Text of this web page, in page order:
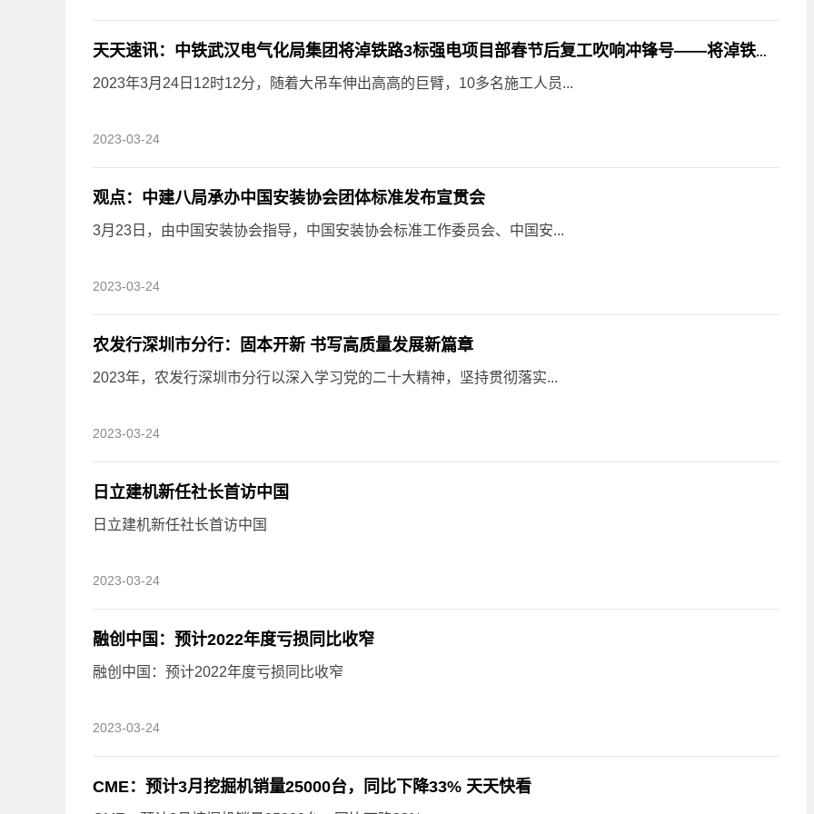
天天速讯：中铁武汉电气化局集团将淖铁路3标强电项目部春节后复工吹响冲锋号——将淖铁路首台牵引变电所主变压器安装就位
2023年3月24日12时12分，随着大吊车伸出高高的巨臂，10多名施工人员...
2023-03-24
观点：中建八局承办中国安装协会团体标准发布宣贯会
3月23日，由中国安装协会指导，中国安装协会标准工作委员会、中国安...
2023-03-24
农发行深圳市分行：固本开新 书写高质量发展新篇章
2023年，农发行深圳市分行以深入学习党的二十大精神，坚持贯彻落实...
2023-03-24
日立建机新任社长首访中国
日立建机新任社长首访中国
2023-03-24
融创中国：预计2022年度亏损同比收窄
融创中国：预计2022年度亏损同比收窄
2023-03-24
CME：预计3月挖掘机销量25000台，同比下降33% 天天快看